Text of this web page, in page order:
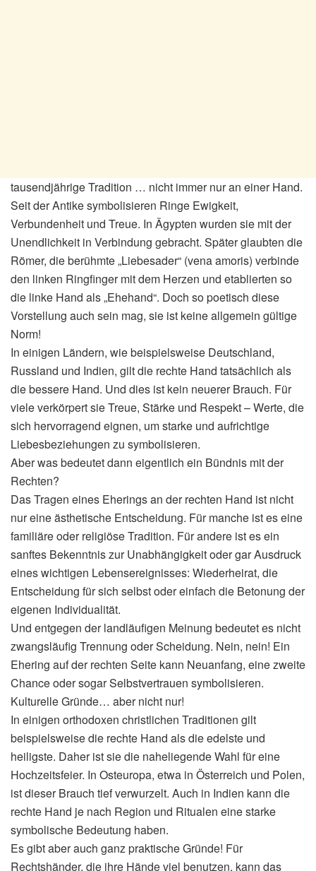
tausendjährige Tradition … nicht immer nur an einer Hand.
Seit der Antike symbolisieren Ringe Ewigkeit,
Verbundenheit und Treue. In Ägypten wurden sie mit der
Unendlichkeit in Verbindung gebracht. Später glaubten die
Römer, die berühmte „Liebesader“ (vena amoris) verbinde
den linken Ringfinger mit dem Herzen und etablierten so
die linke Hand als „Ehehand“. Doch so poetisch diese
Vorstellung auch sein mag, sie ist keine allgemein gültige
Norm!
In einigen Ländern, wie beispielsweise Deutschland,
Russland und Indien, gilt die rechte Hand tatsächlich als
die bessere Hand. Und dies ist kein neuerer Brauch. Für
viele verkörpert sie Treue, Stärke und Respekt – Werte, die
sich hervorragend eignen, um starke und aufrichtige
Liebesbeziehungen zu symbolisieren.
Aber was bedeutet dann eigentlich ein Bündnis mit der
Rechten?
Das Tragen eines Eherings an der rechten Hand ist nicht
nur eine ästhetische Entscheidung. Für manche ist es eine
familiäre oder religiöse Tradition. Für andere ist es ein
sanftes Bekenntnis zur Unabhängigkeit oder gar Ausdruck
eines wichtigen Lebensereignisses: Wiederheirat, die
Entscheidung für sich selbst oder einfach die Betonung der
eigenen Individualität.
Und entgegen der landläufigen Meinung bedeutet es nicht
zwangsläufig Trennung oder Scheidung. Nein, nein! Ein
Ehering auf der rechten Seite kann Neuanfang, eine zweite
Chance oder sogar Selbstvertrauen symbolisieren.
Kulturelle Gründe… aber nicht nur!
In einigen orthodoxen christlichen Traditionen gilt
beispielsweise die rechte Hand als die edelste und
heiligste. Daher ist sie die naheliegende Wahl für eine
Hochzeitsfeier. In Osteuropa, etwa in Österreich und Polen,
ist dieser Brauch tief verwurzelt. Auch in Indien kann die
rechte Hand je nach Region und Ritualen eine starke
symbolische Bedeutung haben.
Es gibt aber auch ganz praktische Gründe! Für
Rechtshänder, die ihre Hände viel benutzen, kann das